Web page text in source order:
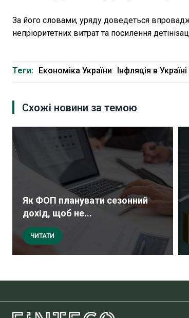
За його словами, уряду доведеться
непріоритетних витрат та посилення
Теги: Економіка України Інфляція в Україні
Схожі новини за темою
Як ФОП планувати сезонний
дохід, щоб не...
ЧИТАТИ